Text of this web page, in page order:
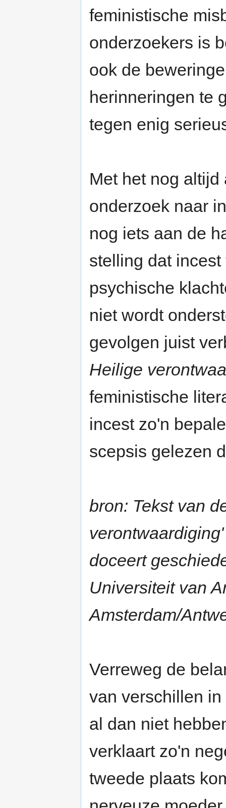
feministische
onderzoekers is
ook de
herinneringen te
tegen enig
Met het nog
onderzoek naar
nog iets aan de
stelling dat
psychische
niet wordt
gevolgen juist
Heilige
feministische
incest zo'n
scepsis gelezen
bron: Tekst van
doceert
Universiteit van
Amsterdam/
Verreweg de
van verschillen
al dan niet
verklaart zo'n
tweede plaats